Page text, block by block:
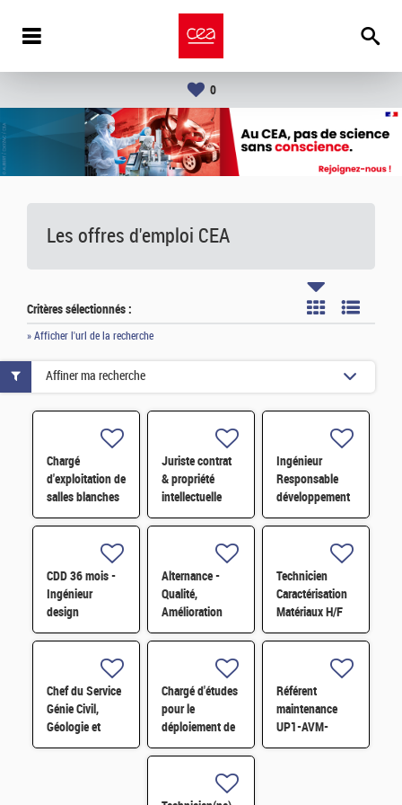
0
Les offres d'emploi CEA
Critères sélectionnés :
» Afficher l'url de la recherche
Chargé
d'exploitation de
salles blanches
H/F
Juriste contrat
& propriété
intellectuelle
expérimenté H/F
Ingénieur
Responsable
développement
d'affaires H/F
CDD 36 mois -
Ingénieur
design
photonique
Alternance -
Qualité,
Amélioration
continue et
Technicien
Caractérisation
Matériaux H/F
Chef du Service
Génie Civil,
Géologie et
Géotechnique
Chargé d'études
pour le
déploiement de
l'économie
Référent
maintenance
UP1-AVM-
IECDA H/F
Affiner ma recherche